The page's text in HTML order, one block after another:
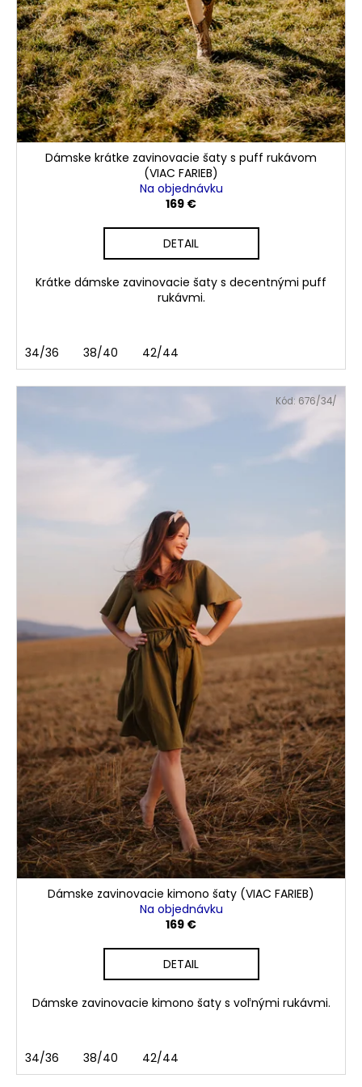
Dámske krátke zavinovacie šaty s puff rukávom
(VIAC FARIEB)
Na objednávku
169 €
DETAIL
Krátke dámske zavinovacie šaty s decentnými puff
rukávmi.
34/36 38/40 42/44
Dámske zavinovacie kimono šaty (VIAC FARIEB)
Na objednávku
169 €
DETAIL
Dámske zavinovacie kimono šaty s voľnými rukávmi.
34/36 38/40 42/44
Kód: 676/34/
a
m
e
ŠATY
PODĽA
TVORIŤ
A
ĽÚBIŤ